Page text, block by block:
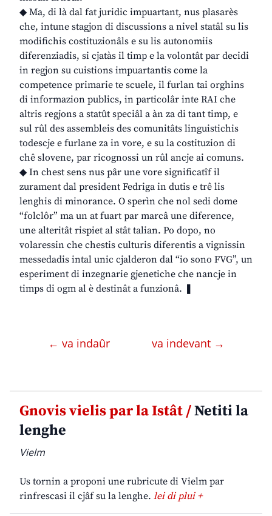
◆ Ma, di là dal fat juridic impuartant, nus plasarès
che, intune stagjon di discussions a nivel statâl su lis
modifichis costituzionâls e su lis autonomiis
diferenziadis, si cjatàs il timp e la volontât par decidi
in regjon su cuistions impuartantis come la
competence primarie te scuele, il furlan tai orghins
di informazion publics, in particolâr inte RAI che
altris regjons a statût speciâl a àn za di tant timp, e
sul rûl des assembleis des comunitâts linguistichis
todescje e furlane za in vore, e su la costituzion di
chê slovene, par ricognossi un rûl ancje ai comuns.
◆ In chest sens nus pâr une vore significatîf il
zurament dal president Fedriga in dutis e trê lis
lenghis di minorance. O sperìn che nol sedi dome
“folclôr” ma un at fuart par marcâ une diference,
une alteritât rispiet al stât talian. Po dopo, no
volaressin che chestis culturis diferentis a vignissin
messedadis intal unic cjalderon dal “io sono FVG”, un
esperiment di inzegnarie gjenetiche che nancje in
timps di ogm al è destinât a funzionâ. ❚
← va indaûr va indevant →
Gnovis vielis par la Istât /Netiti la
lenghe
Vielm
Us tornin a proponi une rubricute di Vielm par
rinfrescasi il cjâf su la lenghe. lei di plui +